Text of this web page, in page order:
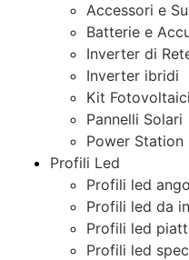
Accessori e
Batterie e
Inverter di
Inverter ibridi
Kit Fotovoltaici
Pannelli Solari
Power
Profili Led
Profili led
Profili led da
Profili led
Profili led